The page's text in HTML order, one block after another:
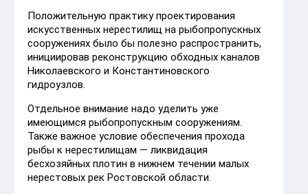
Положительную практику проектирования
искусственных нерестилищ на рыбопропускных
сооружениях было бы полезно распространить,
инициировав реконструкцию обходных каналов
Николаевского и Константиновского
гидроузлов.
Отдельное внимание надо уделить уже
имеющимся рыбопропускным сооружениям.
Также важное условие обеспечения прохода
рыбы к нерестилищам — ликвидация
бесхозяйных плотин в нижнем течении малых
нерестовых рек Ростовской области.